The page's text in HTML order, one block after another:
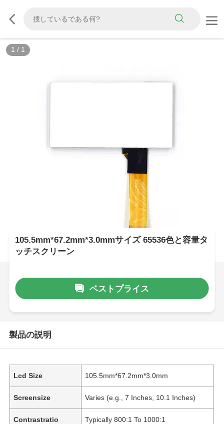
1 / 1
105.5mm*67.2mm*3.0mmサイズ 65536色と容量タ
ッチスクリーン
ベストプライス
製品の説明
Lcd Size 105.5mm*67.2mm*3.0mm
Screensize Varies (e.g., 7 Inches, 10.1 Inches)
Contrastratio Typically 800:1 To 1000:1